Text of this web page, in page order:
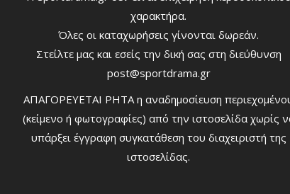
χαρακτήρα.
Όλες οι καταχωρήσεις γίνονται δωρεάν.
Στείλτε μας και εσείς την δική σας στη διεύθυνση
post@sportdrama.gr
ΑΠΑΓΟΡΕΥΕΤΑΙ ΡΗΤΑ η αναδημοσίευση
(κείμενο ή φωτογραφίες) από την ιστοσελίδα χωρίς
υπάρξει έγγραφη συγκατάθεση του διαχειριστή της
ιστοσελίδας.